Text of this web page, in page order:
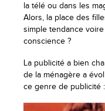
la télé ou dans les
Alors, la place des
simple tendance
conscience ?
La publicité a bien
de la ménagère a
ce genre de publicité :